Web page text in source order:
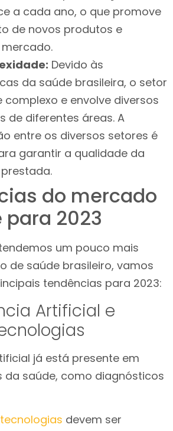
a cada ano, o que promove
de novos produtos e
Devido às
da saúde brasileira, o setor
complexo e envolve diversos
de diferentes áreas. A
entre os diversos setores é
garantir a qualidade da
do mercado
2023
um pouco mais
de saúde brasileiro, vamos
tendências para 2023:
Artificial e
já está presente em
da saúde, como diagnósticos
devem ser